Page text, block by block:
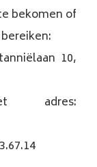
bekomen of
10,
adres: